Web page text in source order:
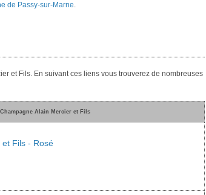
de Passy-sur-Marne.
et Fils. En suivant ces liens vous trouverez de nombreuses
Alain Mercier et Fils
Fils - Rosé